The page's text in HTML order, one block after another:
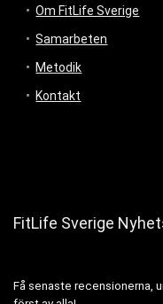
Om FitLife Sverige
Samarbeten
Metodik
Kontakt
FitLife Sverige
Få senaste recensionerna,